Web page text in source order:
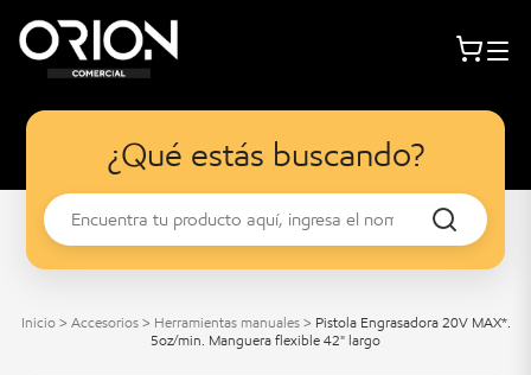
¿Qué estás buscando?
Inicio > Accesorios > Herramientas manuales > Pistola Engrasadora 20V MAX*.
5oz/min. Manguera flexible 42" largo